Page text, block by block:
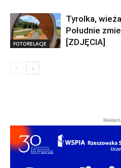
FOTORELACJE
Tyrolka,
Południe
[ZDJĘCIA]